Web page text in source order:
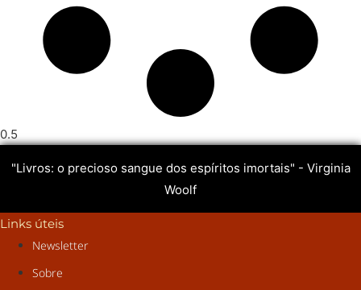
"Livros: o precioso sangue dos espíritos imortais" - Virginia
Woolf
Links úteis
Newsletter
Sobre